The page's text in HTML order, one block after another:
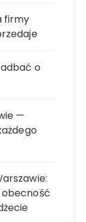
firmy
o
—